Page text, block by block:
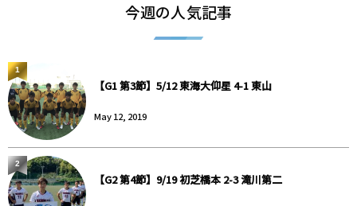
今週の人気記事
【G1 第3節】5/12 東海大仰星 4-1 東山
May 12, 2019
1
【G2 第4節】9/19 初芝橋本 2-3 滝川第二
2